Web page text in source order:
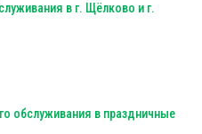
в г. Щёлково и г.
обслуживания в праздничные